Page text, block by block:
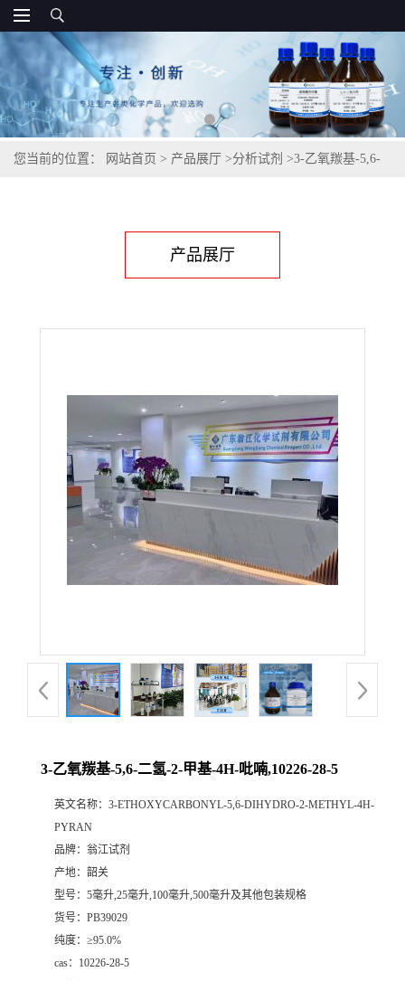
您当前的位置： 网站首页 > 产品展厅 >分析试剂 >3-乙氧羰基-5,6-
产品展厅
3-乙氧羰基-5,6-二氢-2-甲基-4H-吡喃,10226-28-5
英文名称： 3-ETHOXYCARBONYL-5,6-DIHYDRO-2-METHYL-4H-
PYRAN
品牌： 翁江试剂
产地： 韶关
型号： 5毫升,25毫升,100毫升,500毫升及其他包装规格
货号： PB39029
纯度： ≥95.0%
cas： 10226-28-5